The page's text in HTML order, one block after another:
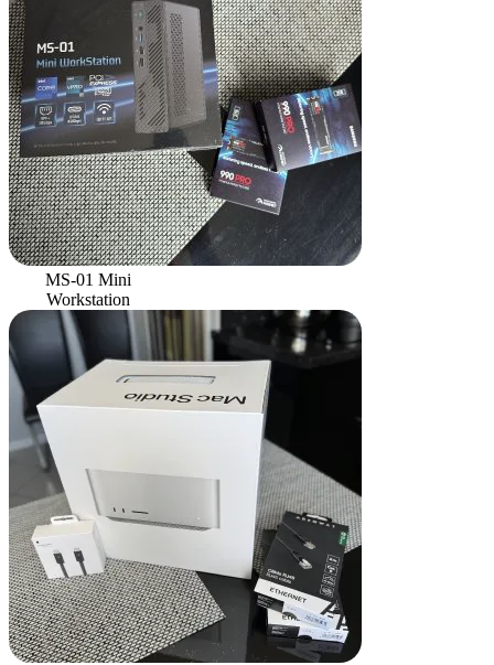
MS-01 Mini
Workstation